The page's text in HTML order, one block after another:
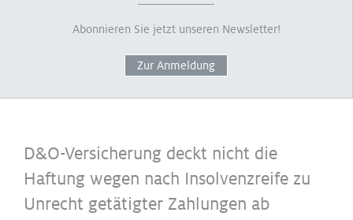
Abonnieren Sie jetzt unseren Newsletter!
Zur Anmeldung
D&O-Versicherung deckt nicht die
Haftung wegen nach Insolvenzreife zu
Unrecht getätigter Zahlungen ab